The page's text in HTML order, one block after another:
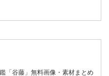
「谷藤」無料画像・素材まとめ